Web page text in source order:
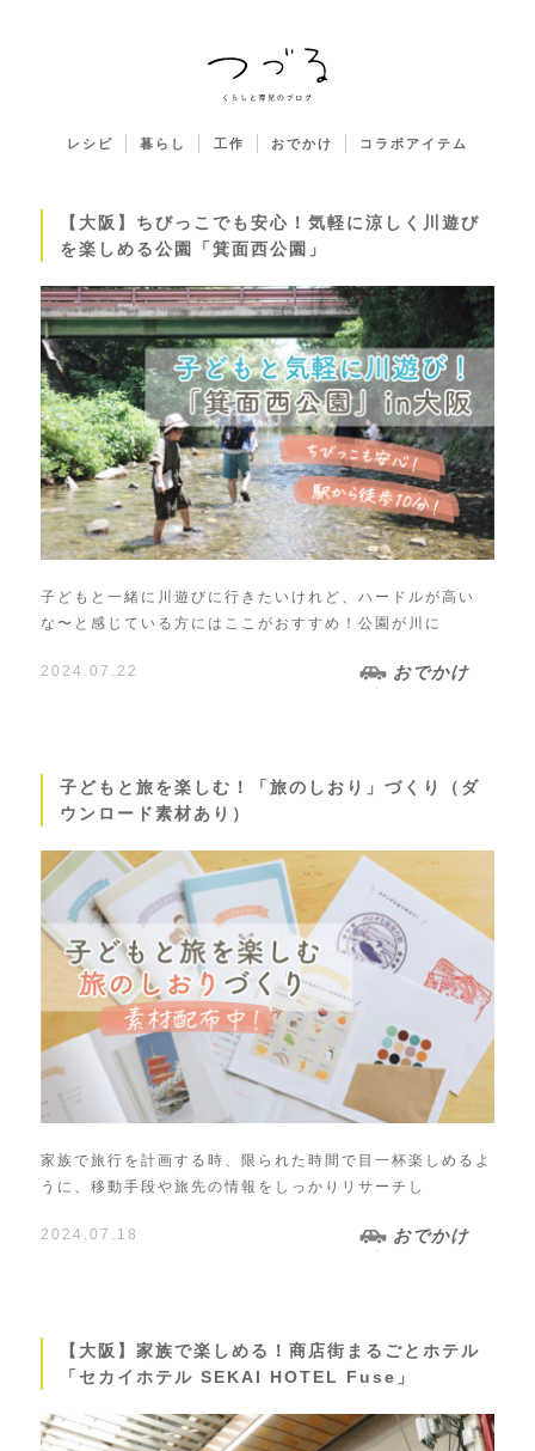
レシピ 暮らし 工作 おでかけ コラボアイテム
【大阪】ちびっこでも安心！気軽に涼しく川遊び
を楽しめる公園「箕面西公園」
子どもと一緒に川遊びに行きたいけれど、ハードルが高い
な〜と感じている方にはここがおすすめ！公園が川に
2024.07.22 おでかけ
子どもと旅を楽しむ！「旅のしおり」づくり（ダ
ウンロード素材あり）
家族で旅行を計画する時、限られた時間で目一杯楽しめるよ
うに、移動手段や旅先の情報をしっかりリサーチし
2024.07.18 おでかけ
【大阪】家族で楽しめる！商店街まるごとホテル
「セカイホテル SEKAI HOTEL Fuse」